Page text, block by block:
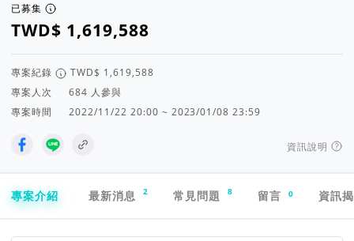
已募集
專案紀錄
專案人次
人參與
專案時間
2022/11/22 20:00 ~ 2023/01/08 23:59
資訊說明
專案介紹
最新消息 2 常見問題 8 留言 0 資訊